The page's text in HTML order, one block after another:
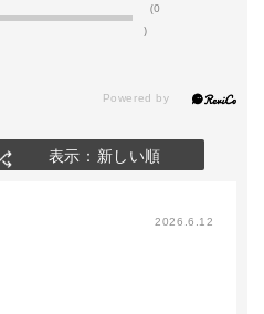
(0
)
表示：新しい順
2026.6.12